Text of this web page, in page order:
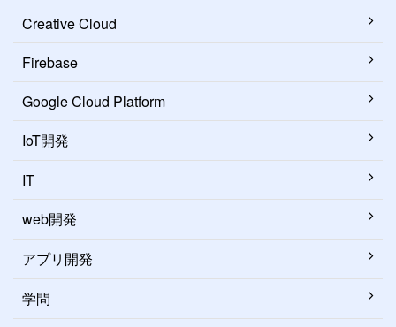
Creative Cloud
Firebase
Google Cloud Platform
IoT開発
IT
web開発
アプリ開発
学問